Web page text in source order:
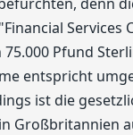
Services
75.000 Pfund
entspricht
ist die
Großbritannien